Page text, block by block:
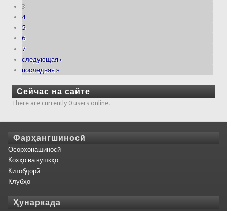
3
4
5
6
7
следующая ›
последняя »
Сейчас на сайте
There are currently 0 users online.
Фарҳангшиносӣ
Осорхонашиносӣ
Кохҳо ва кушкҳо
Китобдорӣ
Клубҳо
Ҳунаркада